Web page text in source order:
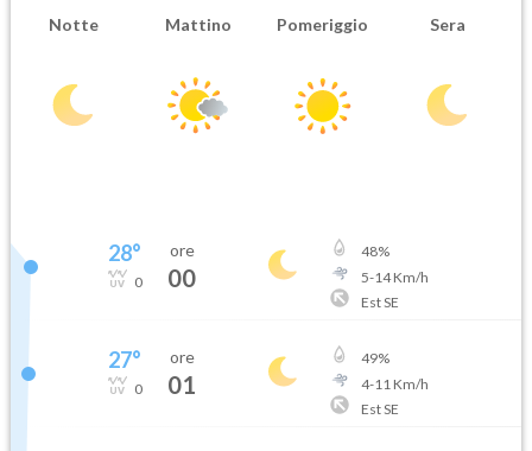
Notte Mattino Pomeriggio Sera
28°
0
ore
00
48%
5-14Km/h
Est SE
27°
0
ore
01
49%
4-11 Km/h
Est SE